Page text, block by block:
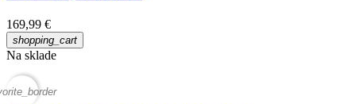
169,99 €
shopping_cart
Na sklade